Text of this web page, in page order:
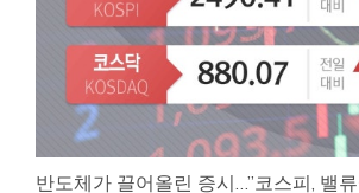
반도체가 끌어올린 증시…”코스피, 밸